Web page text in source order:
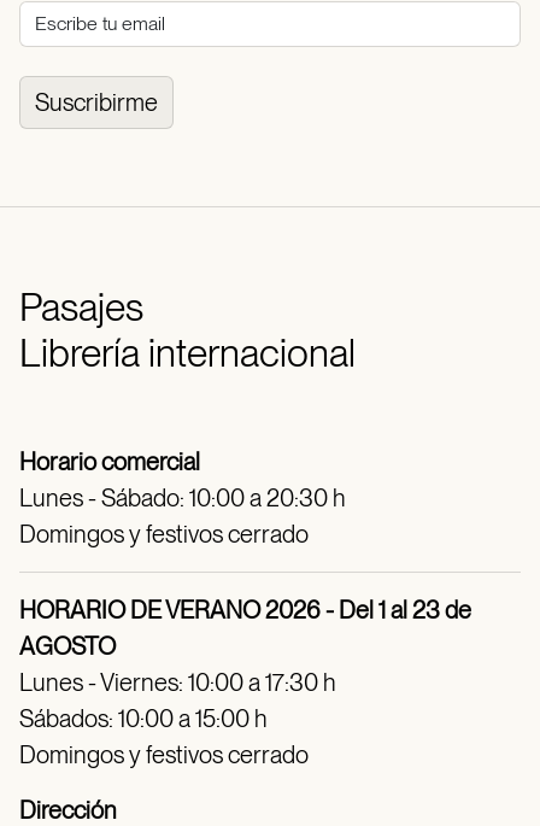
Suscribirme
Pasajes
Librería internacional
Horario comercial
Lunes - Sábado: 10:00 a 20:30 h
Domingos y festivos cerrado
HORARIO DE VERANO 2026 - Del 1 al 23 de
AGOSTO
Lunes - Viernes: 10:00 a 17:30 h
Sábados: 10:00 a 15:00 h
Domingos y festivos cerrado
Dirección